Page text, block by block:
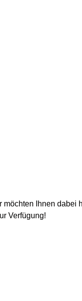
möchten Ihnen dabei
Verfügung!